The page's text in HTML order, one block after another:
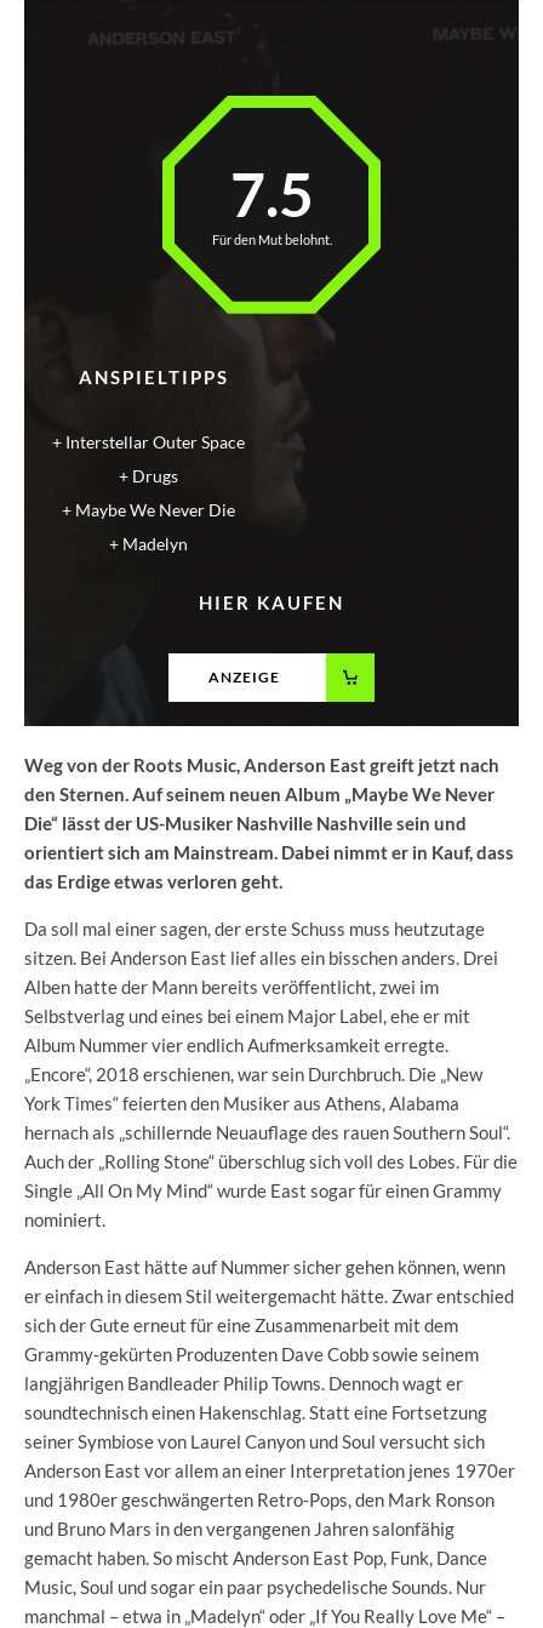
ANSPIELTIPPS
Interstellar Outer Space
Drugs
Maybe We Never Die
Madelyn
7.5
Für den Mut belohnt.
HIER KAUFEN
ANZEIGE
Weg von der Roots Music, Anderson East greift jetzt nach
den Sternen. Auf seinem neuen Album „Maybe We Never
Die“ lässt der US-Musiker Nashville Nashville sein und
orientiert sich am Mainstream. Dabei nimmt er in Kauf, dass
das Erdige etwas verloren geht.
Da soll mal einer sagen, der erste Schuss muss heutzutage
sitzen. Bei Anderson East lief alles ein bisschen anders. Drei
Alben hatte der Mann bereits veröffentlicht, zwei im
Selbstverlag und eines bei einem Major Label, ehe er mit
Album Nummer vier endlich Aufmerksamkeit erregte.
„Encore“, 2018 erschienen, war sein Durchbruch. Die „New
York Times“ feierten den Musiker aus Athens, Alabama
hernach als „schillernde Neuauflage des rauen Southern Soul“.
Auch der „Rolling Stone“ überschlug sich voll des Lobes. Für die
Single „All On My Mind“ wurde East sogar für einen Grammy
nominiert.
Anderson East hätte auf Nummer sicher gehen können, wenn
er einfach in diesem Stil weitergemacht hätte. Zwar entschied
sich der Gute erneut für eine Zusammenarbeit mit dem
Grammy-gekürten Produzenten Dave Cobb sowie seinem
langjährigen Bandleader Philip Towns. Dennoch wagt er
soundtechnisch einen Hakenschlag. Statt eine Fortsetzung
seiner Symbiose von Laurel Canyon und Soul versucht sich
Anderson East vor allem an einer Interpretation jenes 1970er
und 1980er geschwängerten Retro-Pops, den Mark Ronson
und Bruno Mars in den vergangenen Jahren salonfähig
gemacht haben. So mischt Anderson East Pop, Funk, Dance
Music, Soul und sogar ein paar psychedelische Sounds. Nur
manchmal – etwa in „Madelyn“ oder „If You Really Love Me“ –